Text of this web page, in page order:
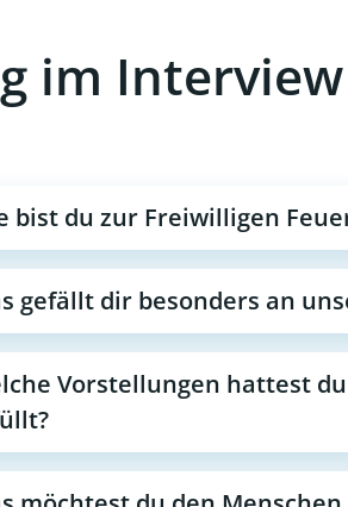
im Interview
bist du zur Freiwilligen
gefällt dir besonders an
Vorstellungen hattest